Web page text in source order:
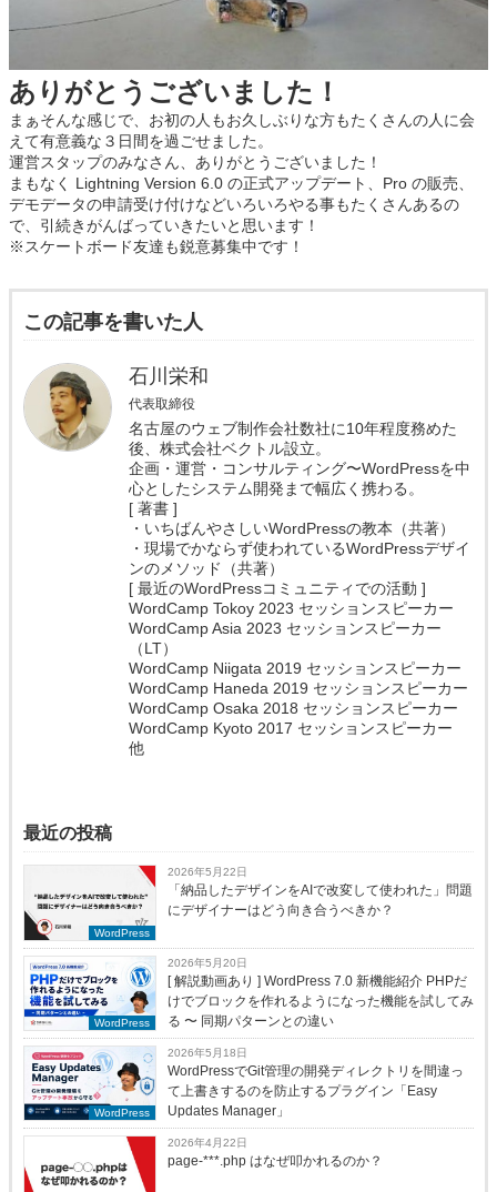
ありがとうございました！
まぁそんな感じで、お初の人もお久しぶりな方もたくさんの人に会
えて有意義な３日間を過ごせました。
運営スタップのみなさん、ありがとうございました！
まもなく Lightning Version 6.0 の正式アップデート、Pro の販売、
デモデータの申請受け付けなどいろいろやる事もたくさんあるの
で、引続きがんばっていきたいと思います！
※スケートボード友達も鋭意募集中です！
この記事を書いた人
石川栄和
代表取締役
名古屋のウェブ制作会社数社に10年程度務めた
後、株式会社ベクトル設立。
企画・運営・コンサルティング〜WordPressを中
心としたシステム開発まで幅広く携わる。
[ 著書 ]
・いちばんやさしいWordPressの教本（共著）
・現場でかならず使われているWordPressデザイ
ンのメソッド（共著）
[ 最近のWordPressコミュニティでの活動 ]
WordCamp Tokoy 2023 セッションスピーカー
WordCamp Asia 2023 セッションスピーカー
（LT）
WordCamp Niigata 2019 セッションスピーカー
WordCamp Haneda 2019 セッションスピーカー
WordCamp Osaka 2018 セッションスピーカー
WordCamp Kyoto 2017 セッションスピーカー
他
最近の投稿
WordPress
2026年5月22日
「納品したデザインをAIで改変して使われた」問題
にデザイナーはどう向き合うべきか？
WordPress
2026年5月20日
[ 解説動画あり ] WordPress 7.0 新機能紹介 PHPだ
けでブロックを作れるようになった機能を試してみ
る 〜 同期パターンとの違い
WordPress
2026年5月18日
WordPressでGit管理の開発ディレクトリを間違っ
て上書きするのを防止するプラグイン「Easy
Updates Manager」
2026年4月22日
page-***.php はなぜ叩かれるのか？